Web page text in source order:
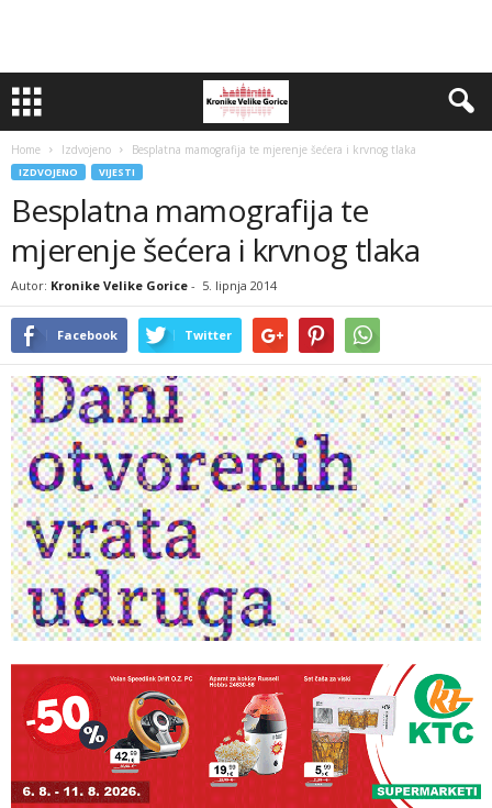
Home Izdvojeno Besplatna mamografija te mjerenje šećera i krvnog tlaka
IZDVOJENO VIJESTI
Besplatna mamografija te
mjerenje šećera i krvnog tlaka
Autor: Kronike Velike Gorice - 5. lipnja 2014
Facebook Twitter